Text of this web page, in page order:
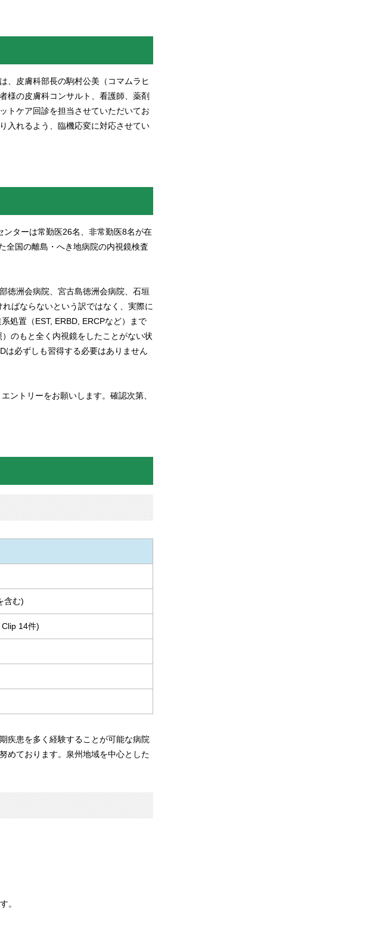
、皮膚科部長の駒村公美（コマムラヒ
様の皮膚科コンサルト、看護師、薬剤
トケア回診を担当させていただいてお
入れるよう、臨機応変に対応させてい
ターは常勤医26名、非常勤医8名が在
全国の離島・へき地病院の内視鏡検査
徳洲会病院、宮古島徳洲会病院、石垣
ばならないという訳ではなく、実際に
処置（EST, ERBD, ERCPなど）まで
のもと全く内視鏡をしたことがない状
は必ずしも習得する必要はありません
ントリーをお願いします。確認次第、
含む)
14件)
疾患を多く経験することが可能な病院
めております。泉州地域を中心とした
。